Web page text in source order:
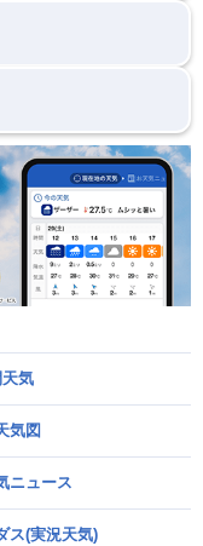
気
気図
ニュース
ス(実況天気)